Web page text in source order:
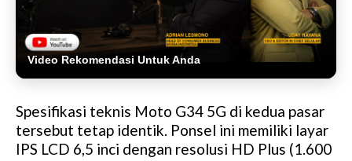
Video Rekomendasi Untuk Anda
Spesifikasi teknis Moto G34 5G di kedua pasar
tersebut tetap identik. Ponsel ini memiliki layar
IPS LCD 6,5 inci dengan resolusi HD Plus (1.600